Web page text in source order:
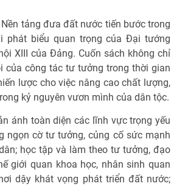
tảng đưa đất nước tiến bước trong
phát biểu quan trọng của Đại tướng
XIII của Đảng. Cuốn sách không chỉ
của công tác tư tưởng trong thời gian
lược cho việc nâng cao chất lượng,
kỷ nguyên vươn mình của dân tộc.
ánh toàn diện các lĩnh vực trọng yếu
ngọn cờ tư tưởng, củng cố sức mạnh
học tập và làm theo tư tưởng, đạo
giới quan khoa học, nhân sinh quan
dậy khát vọng phát triển đất nước;